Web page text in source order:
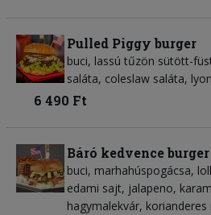
Pulled Piggy burger
buci, lassú tűzön sütött-
saláta, coleslaw saláta,
6 490 Ft
Báró kedvence burger
buci, marhahúspogácsa,
edami sajt, jalapeno,
hagymalekvár,